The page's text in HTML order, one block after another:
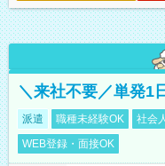
＼来社不要／単発1
派遣 職種未経験OK 社会
WEB登録・面接OK